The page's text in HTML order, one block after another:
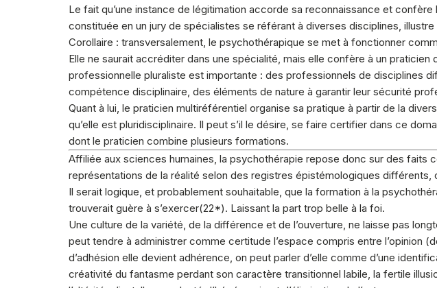
Le fait qu’une instance de légitimation accorde sa reconnaissance et
constituée en un jury de spécialistes se référant à diverses disciplines,
Corollaire : transversalement, le psychothérapique se met à fonctionner
Elle ne saurait accréditer dans une spécialité, mais elle confère à un
professionnelle pluraliste est importante : des professionnels de disciplines
compétence disciplinaire, des éléments de nature à garantir leur sécurité
Quant à lui, le praticien multiréférentiel organise sa pratique à partir de la
qu’elle est pluridisciplinaire. Il peut s’il le désire, se faire certifier dans ce
dont le praticien combine plusieurs formations.
Affiliée aux sciences humaines, la psychothérapie repose donc sur des
représentations de la réalité selon des registres épistémologiques différents,
Il serait logique, et probablement souhaitable, que la formation à la
trouverait guère à s’exercer(22*). Laissant la part trop belle à la foi.
Une culture de la variété, de la différence et de l’ouverture, ne laisse pas
peut tendre à administrer comme certitude l’espace compris entre l’opinion
d’adhésion elle devient adhérence, on peut parler d’elle comme d’une
créativité du fantasme perdant son caractère transitionnel labile, la fertile